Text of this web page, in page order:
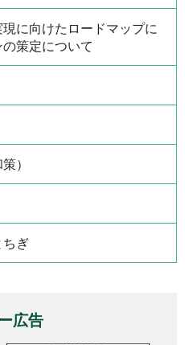
に向けたロードマップに
策定について
）
ちぎ
広告